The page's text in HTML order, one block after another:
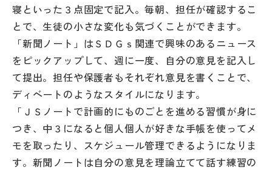
サイトマップ
運営会社
寝といった３点固定で記入。毎朝、担任が確認するこ
とで、生徒の小さな変化も気づくことができます。
「新聞ノート」はＳＤＧｓ関連で興味のあるニュース
をピックアップして、週に一度、自分の意見を記入し
て提出。担任や保護者もそれぞれ意見を書くことで、
ディベートのようなスタイルになります。
「ＪＳノートで計画的にものごとを進める習慣が身に
つき、中３になると個人個人が好きな手帳を使ってメ
モを取ったり、スケジュール管理できるようになりま
す。新聞ノートは自分の意見を理論立てて話す練習の